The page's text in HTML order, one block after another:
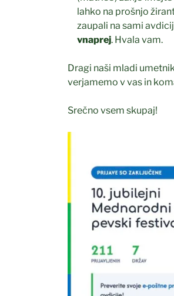
lahko na prošnjo
zaupali na sami
vnaprej. Hvala vam.
Dragi naši mladi
verjamemo v vas in
Srečno vsem skupaj!